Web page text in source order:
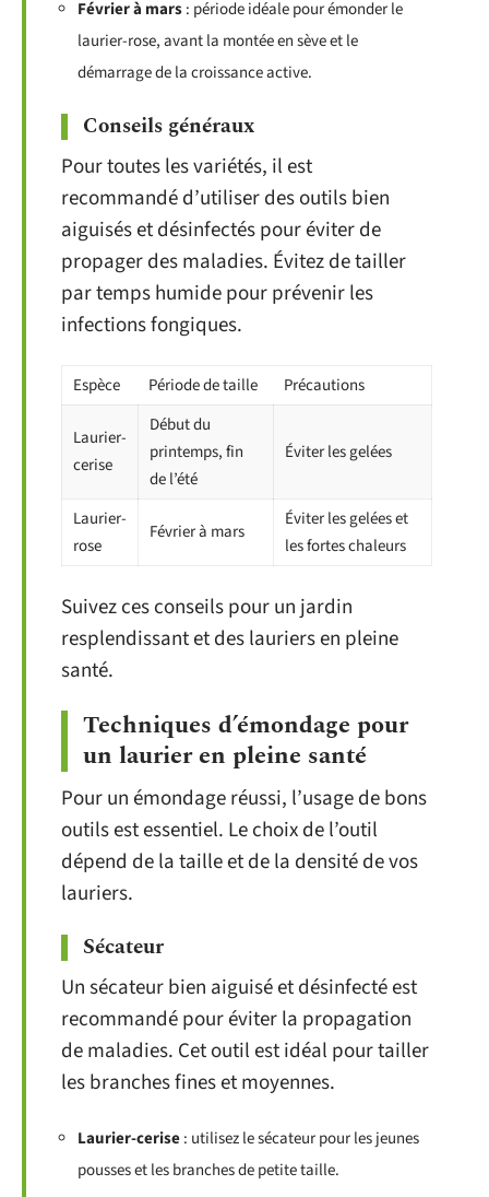
Février à mars: période idéale pour émonder le
laurier-rose, avant la montée en sève et le
démarrage de la croissance active.
Conseils généraux
Pour toutes les variétés, il est
recommandé d’utiliser des outils bien
aiguisés et désinfectés pour éviter de
propager des maladies. Évitez de tailler
par temps humide pour prévenir les
infections fongiques.
Espèce Période de taille Précautions
Laurier-
cerise
Début du
printemps, fin
de l’été
Éviter les gelées
Laurier-
rose
Février à mars
Éviter les gelées et
les fortes chaleurs
Suivez ces conseils pour un jardin
resplendissant et des lauriers en pleine
santé.
Techniques d’émondage pour
un laurier en pleine santé
Pour un émondage réussi, l’usage de bons
outils est essentiel. Le choix de l’outil
dépend de la taille et de la densité de vos
lauriers.
Sécateur
Un sécateur bien aiguisé et désinfecté est
recommandé pour éviter la propagation
de maladies. Cet outil est idéal pour tailler
les branches fines et moyennes.
Laurier-cerise: utilisez le sécateur pour les jeunes
pousses et les branches de petite taille.